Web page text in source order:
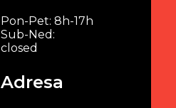
Pon-Pet: 8h-17h
Sub-Ned:
closed
Adresa